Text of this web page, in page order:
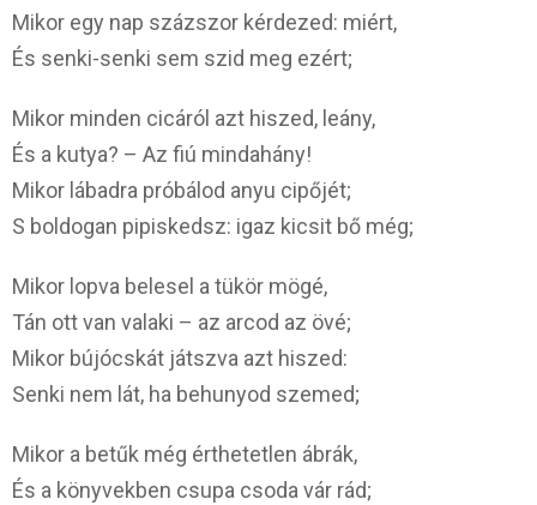
Mikor egy nap százszor kérdezed: miért,
És senki-senki sem szid meg ezért;
Mikor minden cicáról azt hiszed, leány,
És a kutya? – Az fiú mindahány!
Mikor lábadra próbálod anyu cipőjét;
S boldogan pipiskedsz: igaz kicsit bő még;
Mikor lopva belesel a tükör mögé,
Tán ott van valaki – az arcod az övé;
Mikor bújócskát játszva azt hiszed:
Senki nem lát, ha behunyod szemed;
Mikor a betűk még érthetetlen ábrák,
És a könyvekben csupa csoda vár rád;